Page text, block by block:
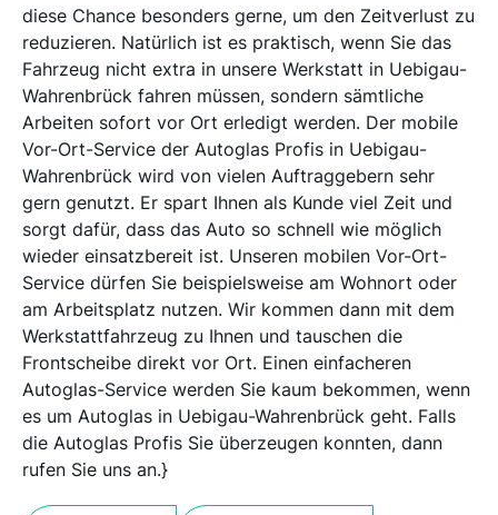
diese Chance besonders gerne, um den Zeitverlust zu
reduzieren. Natürlich ist es praktisch, wenn Sie das
Fahrzeug nicht extra in unsere Werkstatt in Uebigau-
Wahrenbrück fahren müssen, sondern sämtliche
Arbeiten sofort vor Ort erledigt werden. Der mobile
Vor-Ort-Service der Autoglas Profis in Uebigau-
Wahrenbrück wird von vielen Auftraggebern sehr
gern genutzt. Er spart Ihnen als Kunde viel Zeit und
sorgt dafür, dass das Auto so schnell wie möglich
wieder einsatzbereit ist. Unseren mobilen Vor-Ort-
Service dürfen Sie beispielsweise am Wohnort oder
am Arbeitsplatz nutzen. Wir kommen dann mit dem
Werkstattfahrzeug zu Ihnen und tauschen die
Frontscheibe direkt vor Ort. Einen einfacheren
Autoglas-Service werden Sie kaum bekommen, wenn
es um Autoglas in Uebigau-Wahrenbrück geht. Falls
die Autoglas Profis Sie überzeugen konnten, dann
rufen Sie uns an.}